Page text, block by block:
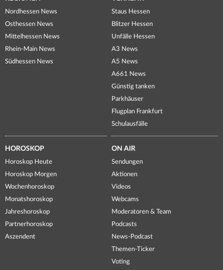
Nordhessen News
Osthessen News
Mittelhessen News
Rhein-Main News
Südhessen News
Staus Hessen
Blitzer Hessen
Unfälle Hessen
A3 News
A5 News
A661 News
Günstig tanken
Parkhäuser
Flugplan Frankfurt
Schulausfälle
HOROSKOP
Horoskop Heute
Horoskop Morgen
Wochenhoroskop
Monatshoroskop
Jahreshoroskop
Partnerhoroskop
Aszendent
ON AIR
Sendungen
Aktionen
Videos
Webcams
Moderatoren & Team
Podcasts
News-Podcast
Themen-Ticker
Voting